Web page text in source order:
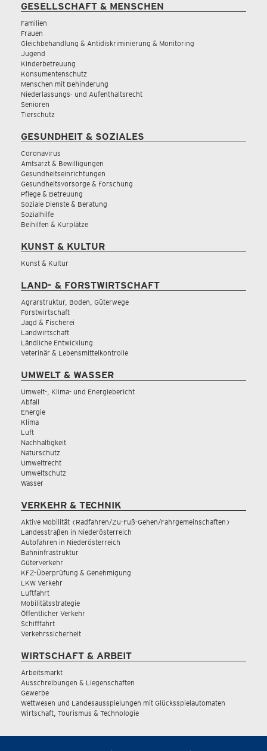
GESELLSCHAFT & MENSCHEN
Familien
Frauen
Gleichbehandlung & Antidiskriminierung & Monitoring
Jugend
Kinderbetreuung
Konsumentenschutz
Menschen mit Behinderung
Niederlassungs- und Aufenthaltsrecht
Senioren
Tierschutz
GESUNDHEIT & SOZIALES
Coronavirus
Amtsarzt & Bewilligungen
Gesundheitseinrichtungen
Gesundheitsvorsorge & Forschung
Pflege & Betreuung
Soziale Dienste & Beratung
Sozialhilfe
Beihilfen & Kurplätze
KUNST & KULTUR
Kunst & Kultur
LAND- & FORSTWIRTSCHAFT
Agrarstruktur, Boden, Güterwege
Forstwirtschaft
Jagd & Fischerei
Landwirtschaft
Ländliche Entwicklung
Veterinär & Lebensmittelkontrolle
UMWELT & WASSER
Umwelt-, Klima- und Energiebericht
Abfall
Energie
Klima
Luft
Nachhaltigkeit
Naturschutz
Umweltrecht
Umweltschutz
Wasser
VERKEHR & TECHNIK
Aktive Mobilität (Radfahren/Zu-Fuß-Gehen/Fahrgemeinschaften)
Landesstraßen in Niederösterreich
Autofahren in Niederösterreich
Bahninfrastruktur
Güterverkehr
KFZ-Überprüfung & Genehmigung
LKW Verkehr
Luftfahrt
Mobilitätsstrategie
Öffentlicher Verkehr
Schifffahrt
Verkehrssicherheit
WIRTSCHAFT & ARBEIT
Arbeitsmarkt
Ausschreibungen & Liegenschaften
Gewerbe
Wettwesen und Landesausspielungen mit Glücksspielautomaten
Wirtschaft, Tourismus & Technologie